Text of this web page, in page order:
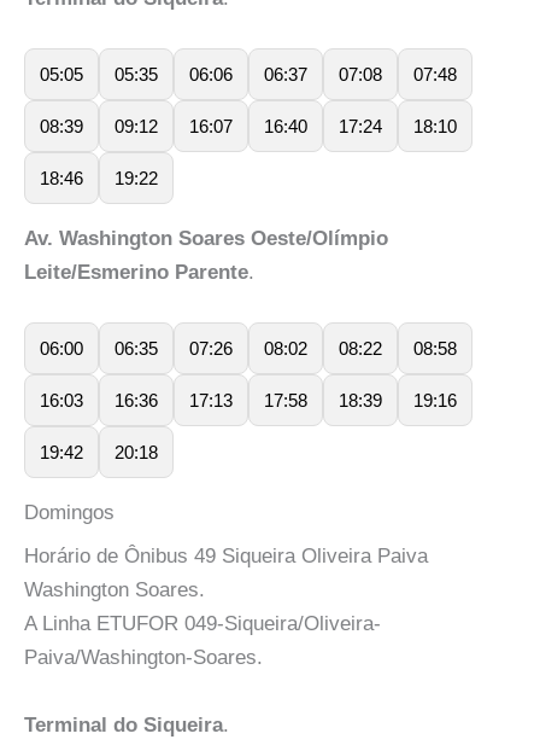
05:05 05:35 06:06 06:37 07:08 07:48
08:39 09:12 16:07 16:40 17:24 18:10
18:46 19:22
Av. Washington Soares Oeste/Olímpio
Leite/Esmerino Parente.
06:00 06:35 07:26 08:02 08:22 08:58
16:03 16:36 17:13 17:58 18:39 19:16
19:42 20:18
Domingos
Horário de Ônibus 49 Siqueira Oliveira Paiva
Washington Soares.
A Linha ETUFOR 049-Siqueira/Oliveira-
Paiva/Washington-Soares.
Terminal do Siqueira.